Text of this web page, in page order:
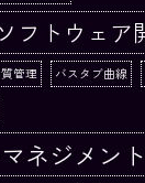
ソフトウェア
管理 バスタブ曲線
ネジメント